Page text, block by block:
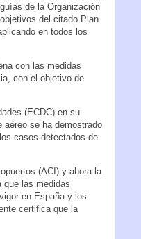
de la Organización
del citado Plan
en todos los
con las medidas
con el objetivo de
(ECDC) en su
aéreo se ha demostrado
casos detectados de
(ACI) y ahora la
que las medidas
en España y los
certifica que la